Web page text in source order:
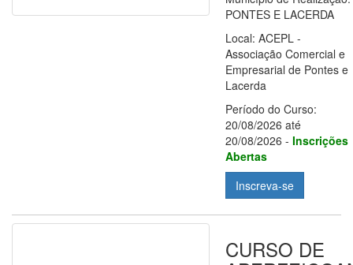
PONTES E LACERDA
Local: ACEPL -
Associação Comercial e
Empresarial de Pontes e
Lacerda
Período do Curso:
20/08/2026 até
20/08/2026 - Inscrições
Abertas
Inscreva-se
CURSO DE